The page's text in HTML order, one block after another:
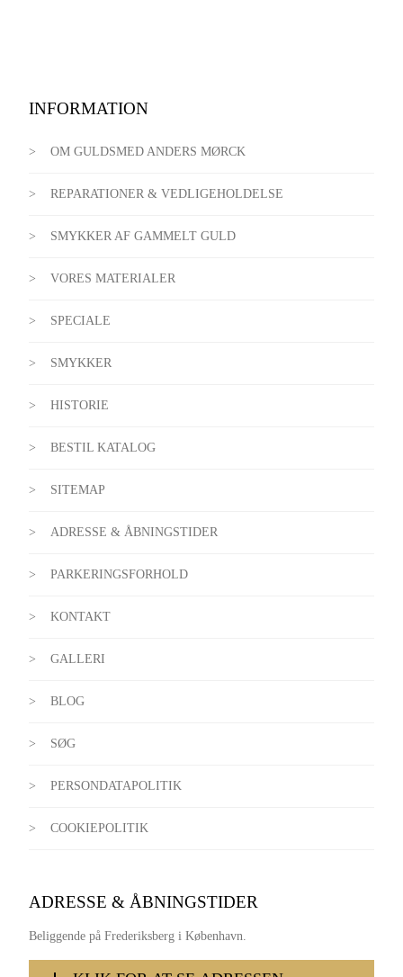
INFORMATION
OM GULDSMED ANDERS MØRCK
REPARATIONER & VEDLIGEHOLDELSE
SMYKKER AF GAMMELT GULD
VORES MATERIALER
SPECIALE
SMYKKER
HISTORIE
BESTIL KATALOG
SITEMAP
ADRESSE & ÅBNINGSTIDER
PARKERINGSFORHOLD
KONTAKT
GALLERI
BLOG
SØG
PERSONDATAPOLITIK
COOKIEPOLITIK
ADRESSE & ÅBNINGSTIDER
Beliggende på Frederiksberg i København.